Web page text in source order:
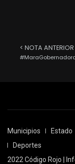
< NOTA ANTERIOR
Municipios Estado
Deportes
2022 Código Rojo |